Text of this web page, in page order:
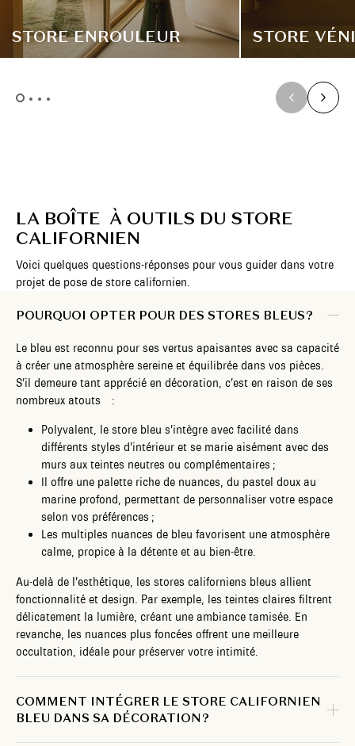
STORE ENROULEUR STORE
LA BOÎTE À OUTILS DU STORE
CALIFORNIEN
Voici quelques questions-réponses pour vous guider dans votre
projet de pose de store californien.
POURQUOI OPTER POUR DES STORES BLEUS ?
Le bleu est reconnu pour ses vertus apaisantes avec sa capacité
à créer une atmosphère sereine et équilibrée dans vos pièces.
S’il demeure tant apprécié en décoration, c’est en raison de ses
nombreux atouts :
Polyvalent, le store bleu s’intègre avec facilité dans
différents styles d’intérieur et se marie aisément avec des
murs aux teintes neutres ou complémentaires ;
Il offre une palette riche de nuances, du pastel doux au
marine profond, permettant de personnaliser votre espace
selon vos préférences ;
Les multiples nuances de bleu favorisent une atmosphère
calme, propice à la détente et au bien-être.
Au-delà de l’esthétique, les stores californiens bleus allient
fonctionnalité et design. Par exemple, les teintes claires filtrent
délicatement la lumière, créant une ambiance tamisée. En
revanche, les nuances plus foncées offrent une meilleure
occultation, idéale pour préserver votre intimité.
COMMENT INTÉGRER LE STORE CALIFORNIEN
BLEU DANS SA DÉCORATION ?